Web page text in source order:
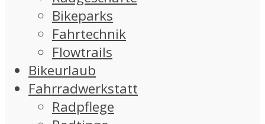
Bikeparks
Fahrtechnik
Flowtrails
Bikeurlaub
Fahrradwerkstatt
Radpflege